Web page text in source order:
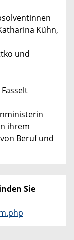
Kühn,
und
ihrem
Beruf und
Sie